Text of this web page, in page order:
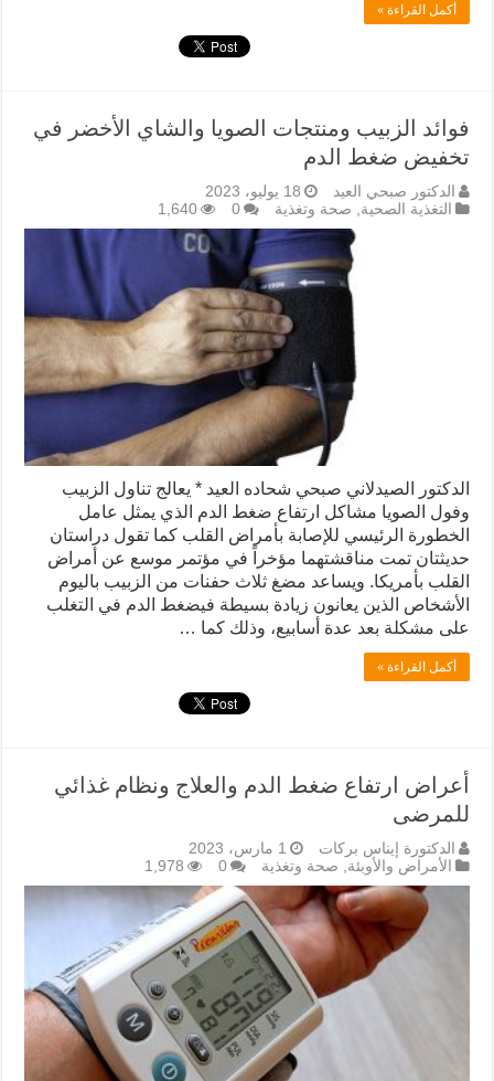
أكمل القراءة »
فوائد الزبيب ومنتجات الصويا والشاي الأخضر في
تخفيض ضغط الدم
الدكتور صبحي العيد
18 يوليو، 2023
التغذية الصحية
صحة وتغذية 0
1,640
الدكتور الصيدلاني صبحي شحاده العيد * يعالج تناول الزبيب
وفول الصويا مشاكل ارتفاع ضغط الدم الذي يمثل عامل
الخطورة الرئيسي للإصابة بأمراض القلب كما تقول دراستان
حديثتان تمت مناقشتهما مؤخراً في مؤتمر موسع عن أمراض
القلب بأمريكا. ويساعد مضغ ثلاث حفنات من الزبيب باليوم
الأشخاص الذين يعانون زيادة بسيطة فيضغط الدم في التغلب
على مشكلة بعد عدة أسابيع، وذلك كما …
أكمل القراءة »
أعراض ارتفاع ضغط الدم والعلاج ونظام غذائي
للمرضى
الدكتورة إيناس بركات
1 مارس، 2023
الأمراض والأوبئة
صحة وتغذية 0
1,978